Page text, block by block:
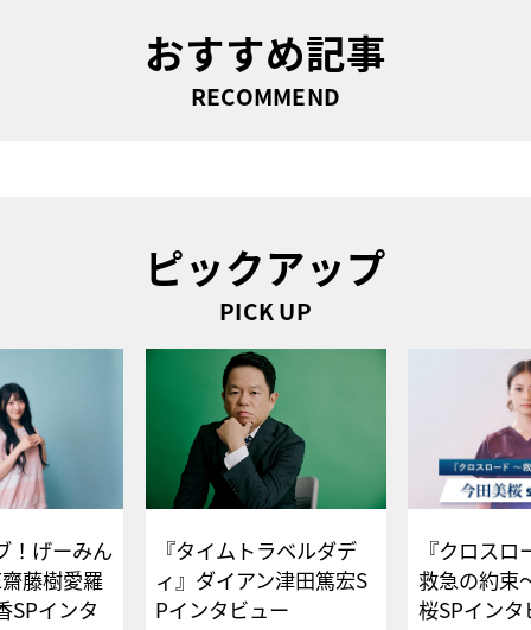
おすすめ記事
RECOMMEND
ピックアップ
PICK UP
！げーみん
藤樹愛羅
SPインタ
『タイムトラベルダデ
ィ』ダイアン津田篤宏S
Pインタビュー
『クロス
救急の約束
桜SPイ